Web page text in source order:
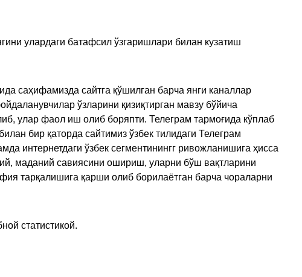
улардаги батафсил ўзгаришлари билан кузатиш
саҳифамизда сайтга қўшилган барча янги каналлар
ўзларини қизиқтирган мавзу бўйича
улар фаол иш олиб боряпти. Телеграм тармоғида кўплаб
бир қаторда сайтимиз ўзбек тилидаги Телеграм
интернетдаги ўзбек сегментинингг ривожланишига ҳисса
маданий савиясини ошириш, уларни бўш вақтларини
тарқалишига қарши олиб борилаётган барча чораларни
статистикой.